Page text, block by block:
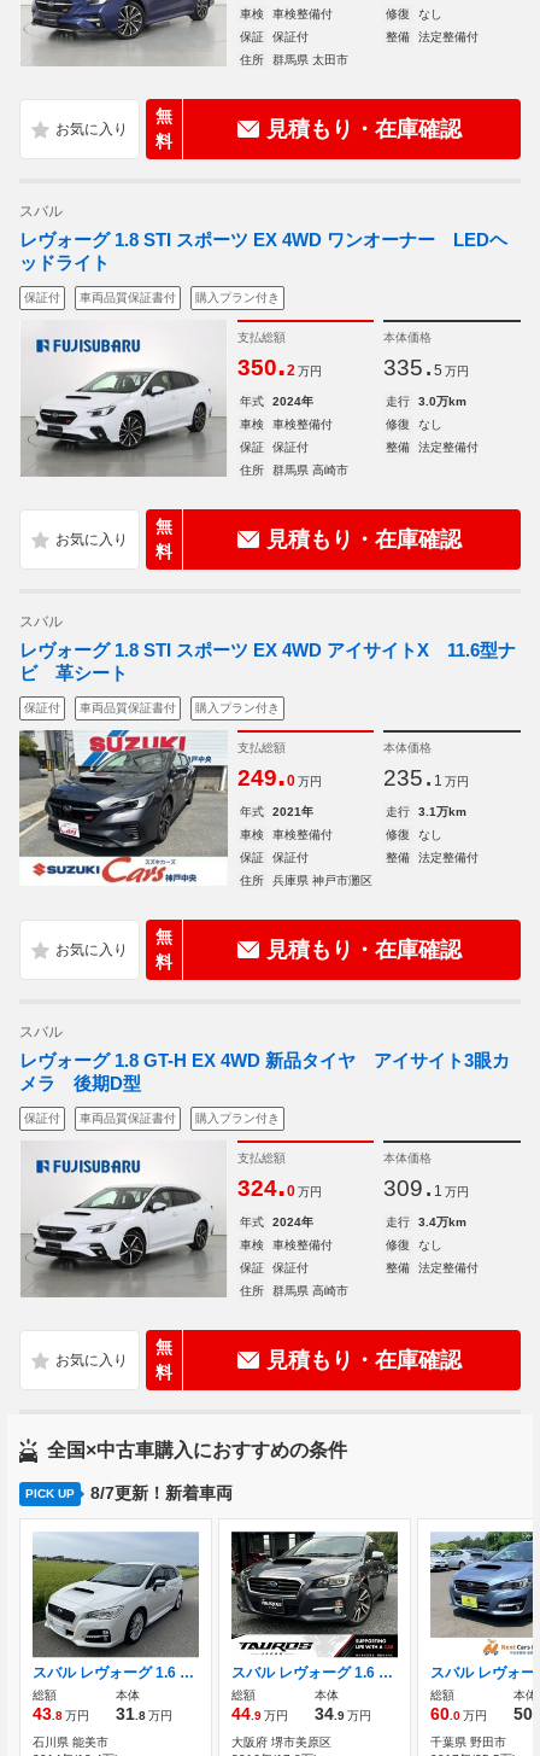
車検
車検整備付 修復
なし
保証
保証付 整備
法定整備付
住所
群馬県 太田市
無
料
見積もり・在庫確認
スバル
レヴォーグ 1.8 STI スポーツ EX 4WD ワンオーナー LEDヘ
ッドライト
保証付 車両品質保証書付 購入プラン付き
支払総額
350.2 万円
本体価格
335. 5 万円
年式 2024年 走行
3.0万km
車検
車検整備付 修復
なし
保証
保証付 整備
法定整備付
住所
群馬県 高崎市
無
料
見積もり・在庫確認
スバル
レヴォーグ 1.8 STI スポーツ EX 4WD アイサイトX 11.6型ナ
ビ 革シート
保証付 車両品質保証書付 購入プラン付き
支払総額
249.0 万円
本体価格
235. 1 万円
年式 2021年 走行
3.1万km
車検
車検整備付 修復
なし
保証
保証付 整備
法定整備付
住所
兵庫県 神戸市灘区
無
料
見積もり・在庫確認
スバル
レヴォーグ 1.8 GT-H EX 4WD 新品タイヤ アイサイト3眼カ
メラ 後期D型
保証付 車両品質保証書付 購入プラン付き
支払総額
324.0 万円
本体価格
309. 1 万円
年式 2024年 走行
3.4万km
車検
車検整備付 修復
なし
保証
保証付 整備
法定整備付
住所
群馬県 高崎市
無
料
見積もり・在庫確認
全国×中古車購入におすすめの条件
PICK UP 8/7更新！新着車両
スバル レヴォーグ 1.6 GT アイサイト 4WD アイサイト/インタークーラーターボ/プッシ
総額
43 .8万円
本体
31 .8万円
石川県 能美市
スバル レヴォーグ 1.6 GT-S アイサイト 4WD ユーザー買取車 車検令和9年10月 ナビ
総額
44 .9万円
本体
34 .9万円
大阪府 堺市美原区
総額
60 .0万円
本体
50
千葉県 野田市